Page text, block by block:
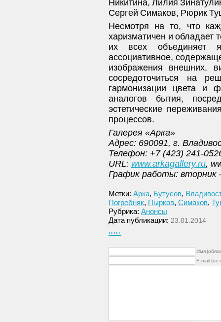
Никитина, Лилия
Сергей Симаков, Рюрик
Несмотря на то, что
харизматичен и
их всех объединяет
ассоциативное,
изображения внешних,
сосредоточиться на
гармонизации цвета и
аналогов бытия,
эстетические
процессов.
Галерея «Арка»
Адрес: 690091, г.
Телефон: +7 (423) 241-
URL: www.arkagallery.ru,
График работы: вторник
Метки: Арка, Бутусов,
Погребняк, Пырков, Симаков,
Рубрика: Анонсы
Дата публикации: 23.01.2014
‹‹‹‹‹
Имя
E-mail (не